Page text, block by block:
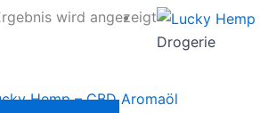
wird angezeigt
Drogerie
Hemp – CBD Aromaöl